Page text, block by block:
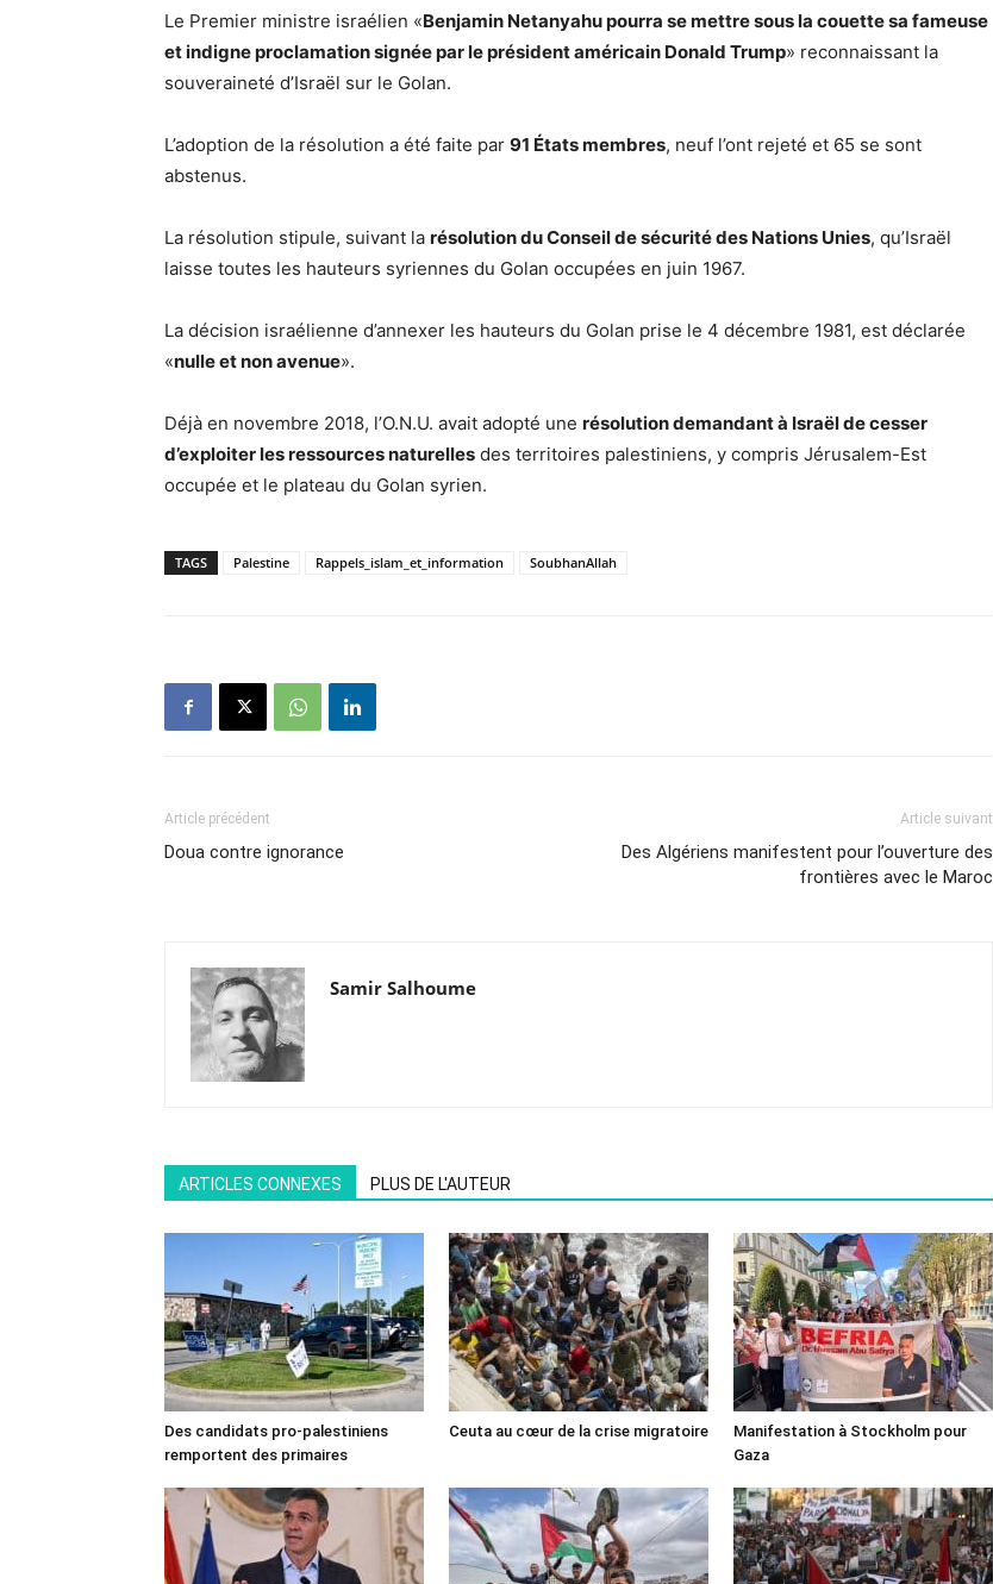
Le Premier ministre israélien «Benjamin Netanyahu pourra se mettre sous la couette sa fameuse
et indigne proclamation signée par le président américain Donald Trump» reconnaissant la
souveraineté d’Israël sur le Golan.
L’adoption de la résolution a été faite par 91 États membres, neuf l’ont rejeté et 65 se sont
abstenus.
La résolution stipule, suivant la résolution du Conseil de sécurité des Nations Unies, qu’Israël
laisse toutes les hauteurs syriennes du Golan occupées en juin 1967.
La décision israélienne d’annexer les hauteurs du Golan prise le 4 décembre 1981, est déclarée
«nulle et non avenue».
Déjà en novembre 2018, l’O.N.U. avait adopté une résolution demandant à Israël de cesser
d’exploiter les ressources naturelles des territoires palestiniens, y compris Jérusalem-Est
occupée et le plateau du Golan syrien.
TAGS Palestine Rappels_islam_et_information SoubhanAllah
Article précédent
Doua contre ignorance
Article suivant
Des Algériens manifestent pour l’ouverture des
frontières avec le Maroc
Samir Salhoume
ARTICLES CONNEXES PLUS DE L'AUTEUR
Des candidats pro-palestiniens
remportent des primaires
Ceuta au cœur de la crise migratoire
Manifestation à Stockholm pour
Gaza